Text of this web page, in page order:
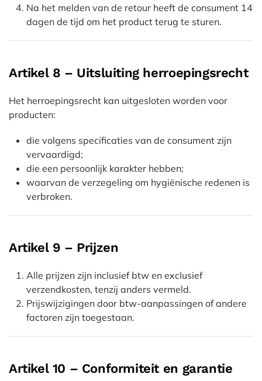
Na het melden van de retour heeft de consument 14
dagen de tijd om het product terug te sturen.
Artikel 8 – Uitsluiting herroepingsrecht
Het herroepingsrecht kan uitgesloten worden voor
producten:
die volgens specificaties van de consument zijn
vervaardigd;
die een persoonlijk karakter hebben;
waarvan de verzegeling om hygiënische redenen is
verbroken.
Artikel 9 – Prijzen
Alle prijzen zijn inclusief btw en exclusief
verzendkosten, tenzij anders vermeld.
Prijswijzigingen door btw-aanpassingen of andere
factoren zijn toegestaan.
Artikel 10 – Conformiteit en garantie